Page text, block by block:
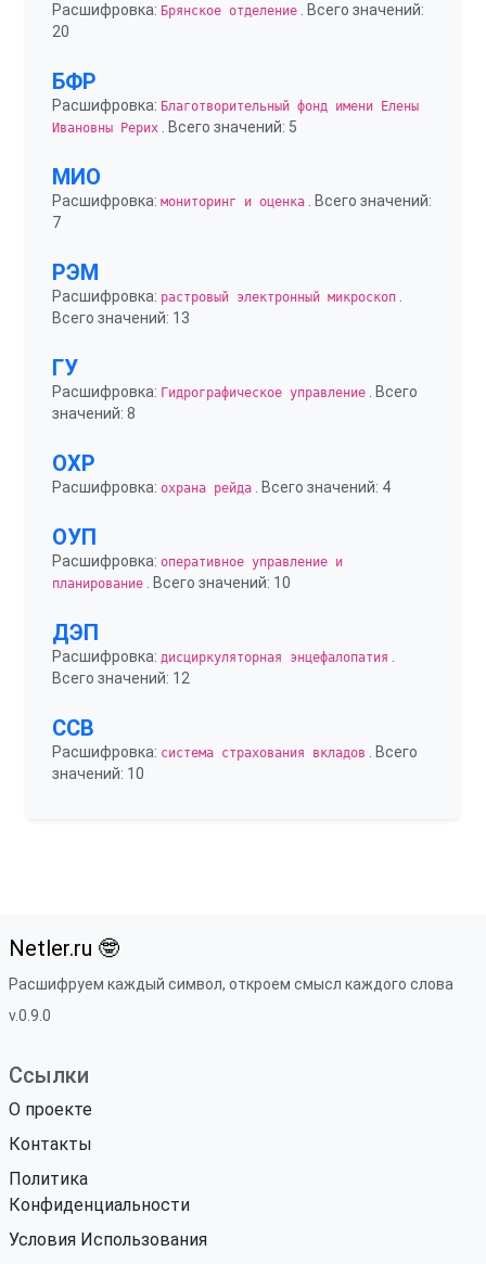
Расшифровка: Брянское отделение . Всего значений:
20
БФР
Расшифровка: Благотворительный фонд имени Елены
Ивановны Рерих . Всего значений: 5
МИО
Расшифровка: мониторинг и оценка . Всего значений:
7
РЭМ
Расшифровка: растровый электронный микроскоп
Всего значений: 13
ГУ
Расшифровка: Гидрографическое управление . Всего
значений: 8
ОХР
Расшифровка: охрана рейда . Всего значений: 4
ОУП
Расшифровка: оперативное управление и
планирование . Всего значений: 10
ДЭП
Расшифровка: дисциркуляторная энцефалопатия
Всего значений: 12
ССВ
Расшифровка: система страхования вкладов
. Всего
значений: 10
Netler.ru 🤓
Расшифруем каждый символ, откроем смысл каждого слова
v.0.9.0
Ссылки
О проекте
Контакты
Политика
Конфиденциальности
Условия Использования